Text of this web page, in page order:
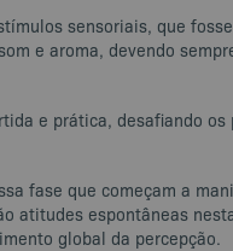
sensoriais, que
e aroma, devendo
e prática, desafiando os
fase que começam a
atitudes espontâneas
global da percepção.